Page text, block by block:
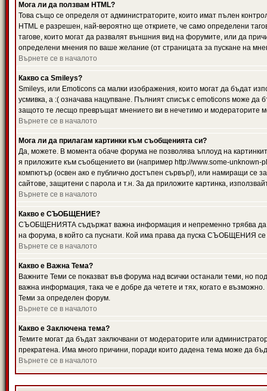
Мога ли да ползвам HTML?
Това също се определя от администраторите, които имат пълен
HTML е разрешен, най-вероятно ще откриете, че само определени
тагове, които могат да развалят външния вид на форумите, или да
определени мнения по ваше желание (от страницата за пускане на
Върнете се в началото
Какво са Smileys?
Smileys, или Emoticons са малки изображения, които могат да бъдат
усмивка, а :( означава нацупване. Пълният списък с emoticons може да
защото те лесщо превръщат мнението ви в нечетимо и модераторите
Върнете се в началото
Мога ли да прилагам картинки към съобщенията си?
Да, можете. В момента обаче форума не позволява ъплоуд на
я приложите към съобщението ви (например http://www.some-
компютър (освен ако е публично достъпен сървър!), или намиращи се
сайтове, защитени с парола и т.н. За да приложите картинка,
Върнете се в началото
Какво е СЪОБЩЕНИЕ?
СЪОБЩЕНИЯТА съдържат важна информация и непременно трябва да
на форума, в който са пуснати. Кой има права да пуска СЪОБЩЕНИЯ се
Върнете се в началото
Какво е Важна Тема?
Важните Теми се показват във форума над всички останали теми,
важна информация, така че е добре да четете и тях, когато е
Теми за определен форум.
Върнете се в началото
Какво е Заключена тема?
Темите могат да бъдат заключвани от модераторите или
прекратена. Има много причини, поради които дадена тема може да
Върнете се в началото